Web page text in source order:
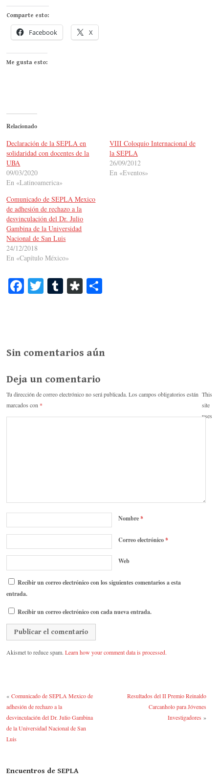
Comparte esto:
Facebook X
Me gusta esto:
Relacionado
Declaración de la SEPLA en
solidaridad con docentes de la
UBA
09/03/2020
En «Latinoamerica»
VIII Coloquio Internacional de
la SEPLA
26/09/2012
En «Eventos»
Comunicado de SEPLA Mexico
de adhesión de rechazo a la
desvinculación del Dr. Julio
Gambina de la Universidad
Nacional de San Luis
24/12/2018
En «Capítulo México»
Fa T T
r
Di
rti
Sin comentarios aún
Deja un comentario
Tu dirección de correo electrónico no será publicada. Los campos obligatorios están
marcados con *
Nombre*
Correo electrónico*
Web
Recibir un correo electrónico con los siguientes comentarios a esta
entrada.
Recibir un correo electrónico con cada nueva entrada.
This
site
uses
Akismet to reduce spam.Learn how your comment data is processed.
«Comunicado de SEPLA Mexico de
adhesión de rechazo a la
desvinculación del Dr. Julio Gambina
de la Universidad Nacional de San
Luis
Resultados del II Premio Reinaldo
Carcanholo para Jóvenes
Investigadores »
Encuentros de SEPLA